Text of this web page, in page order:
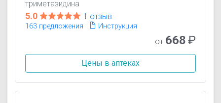
триметазидина
5.0 1 отзыв
163 предложения Инструкция
от 668₽
Цены в аптеках